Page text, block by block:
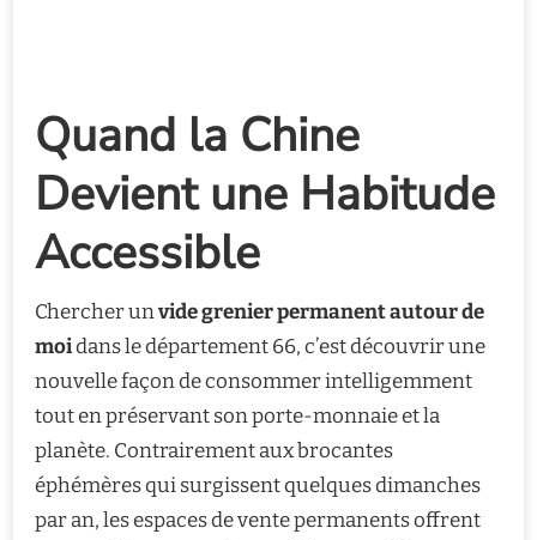
Quand la Chine
Devient une Habitude
Accessible
Chercher unvide grenier permanent autour de
moidans le département 66, c’est découvrir une
nouvelle façon de consommer intelligemment
tout en préservant son porte-monnaie et la
planète. Contrairement aux brocantes
éphémères qui surgissent quelques dimanches
par an, les espaces de vente permanents offrent